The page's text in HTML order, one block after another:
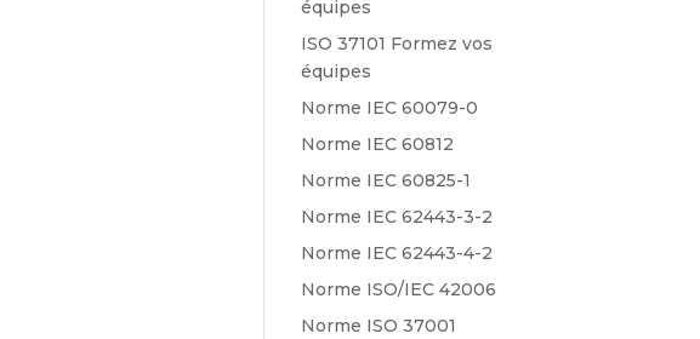
équipes
ISO 37101 Formez vos
équipes
Norme IEC 60079-0
Norme IEC 60812
Norme IEC 60825-1
Norme IEC 62443-3-2
Norme IEC 62443-4-2
Norme ISO/IEC 42006
Norme ISO 37001